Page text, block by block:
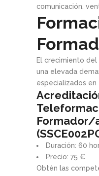
comunicación,
El crecimiento
una elevada
especializados
Formador/
Duración: 60
Precio: 75 €
Obtén las